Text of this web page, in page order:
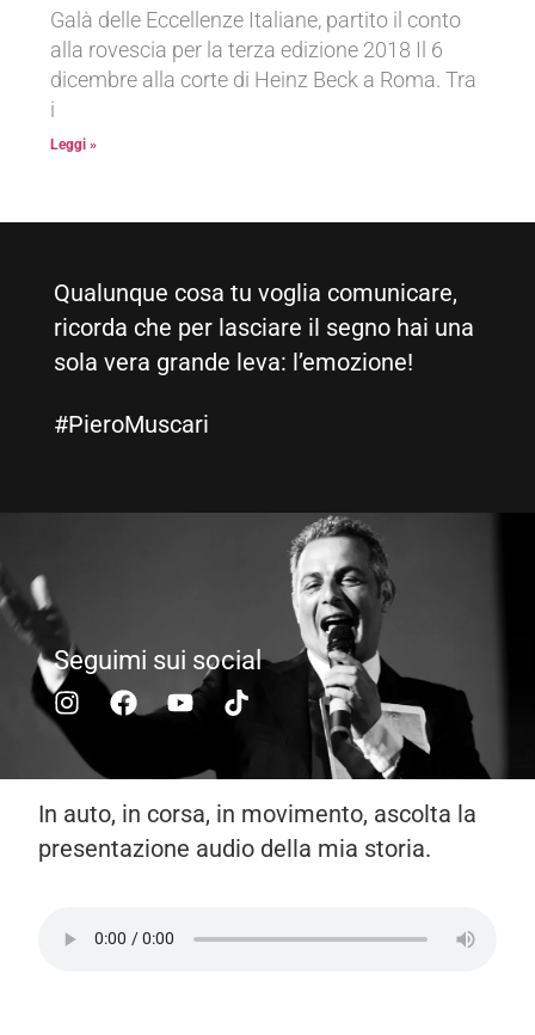
Galà delle Eccellenze Italiane, partito il conto
alla rovescia per la terza edizione 2018 Il 6
dicembre alla corte di Heinz Beck a Roma. Tra
i
Leggi »
Qualunque cosa tu voglia comunicare,
ricorda che per lasciare il segno hai una
sola vera grande leva: l’emozione!
#PieroMuscari
Seguimi sui social
In auto, in corsa, in movimento, ascolta la
presentazione audio della mia storia.